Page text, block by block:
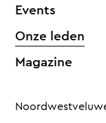
Events
Onze leden
Magazine